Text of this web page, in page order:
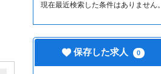
現在最近検索した条件はありません。
保存した求人 0